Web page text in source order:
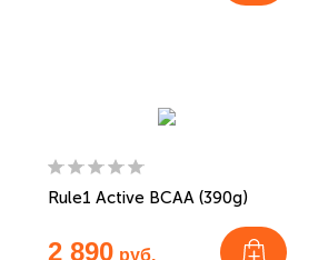
Rule1 Active BCAA (390g)
2 890 руб.